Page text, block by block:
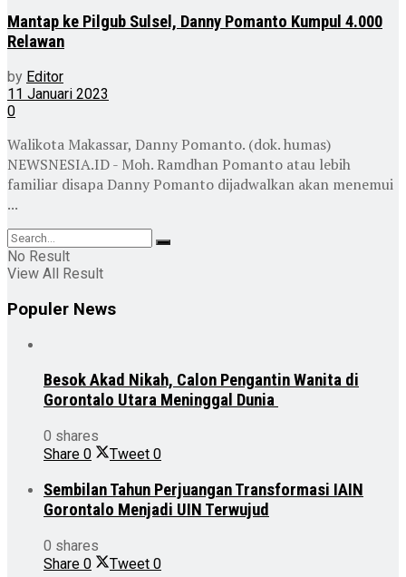
Mantap ke Pilgub Sulsel, Danny Pomanto Kumpul 4.000
Relawan
by Editor
11 Januari 2023
0
Walikota Makassar, Danny Pomanto. (dok. humas)
NEWSNESIA.ID - Moh. Ramdhan Pomanto atau lebih
familiar disapa Danny Pomanto dijadwalkan akan menemui
...
No Result
View All Result
Populer News
Besok Akad Nikah, Calon Pengantin Wanita di
Gorontalo Utara Meninggal Dunia
0 shares
Share 0 Tweet 0
Sembilan Tahun Perjuangan Transformasi IAIN
Gorontalo Menjadi UIN Terwujud
0 shares
Share 0 Tweet 0